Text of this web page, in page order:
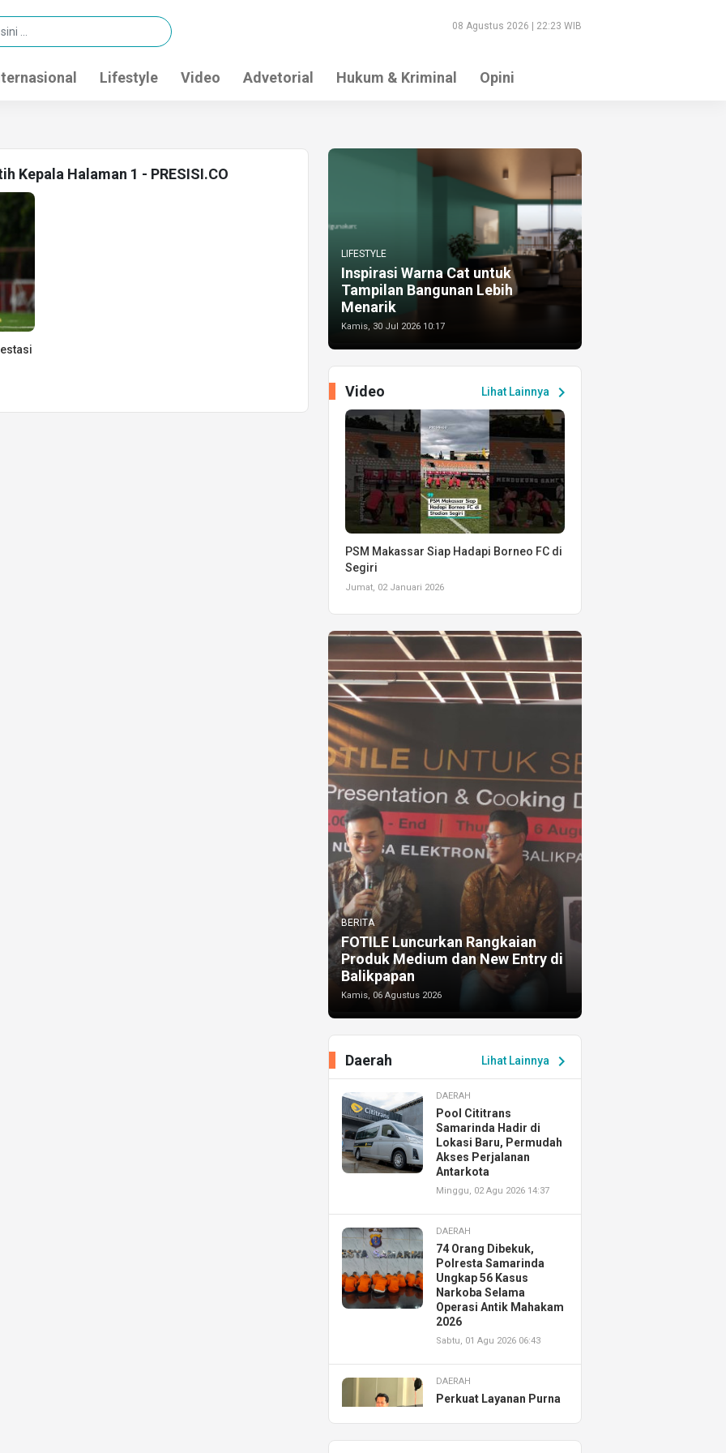
08 Agustus 2026 | 22:23 WIB
Lifestyle Video Advetorial Hukum & Kriminal Opini
Kepala Halaman 1 - PRESISI.CO
LIFESTYLE
Inspirasi Warna Cat untuk
Tampilan Bangunan Lebih
Menarik
Kamis, 30 Jul 2026 10:17
Lihat Lainnya chevron_right
Video
PSM Makassar Siap Hadapi Borneo FC di
Segiri
Jumat, 02 Januari 2026
BERITA
FOTILE Luncurkan Rangkaian
Produk Medium dan New Entry di
Balikpapan
Kamis, 06 Agustus 2026
Lihat Lainnya chevron_right
Daerah
DAERAH
Pool Cititrans
Samarinda Hadir di
Lokasi Baru, Permudah
Akses Perjalanan
Antarkota
Minggu, 02 Agu 2026 14:37
DAERAH
74 Orang Dibekuk,
Polresta Samarinda
Ungkap 56 Kasus
Narkoba Selama
Operasi Antik Mahakam
2026
Sabtu, 01 Agu 2026 06:43
DAERAH
Perkuat Layanan Purna
Resmikan AHASS